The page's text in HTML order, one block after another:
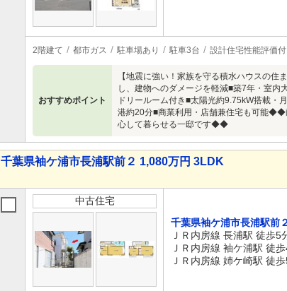
2階建て 都市ガス 駐車場あり 駐車3台 設計住宅性能評価付
おすすめポイント
【地震に強い！家族を守る積水ハウスの
し、建物へのダメージを軽減■築7年・室内
ドリールーム付き■太陽光約9.75kW搭載・
港約20分■商業利用・店舗兼住宅も可能◆◆
心して暮らせる一邸です◆◆
千葉県袖ケ浦市長浦駅前２ 1,080万円 3LDK
中古住宅
千葉県袖ケ浦市長浦駅前２
ＪＲ内房線 長浦駅 徒歩5
ＪＲ内房線 袖ケ浦駅 徒
ＪＲ内房線 姉ケ崎駅 徒